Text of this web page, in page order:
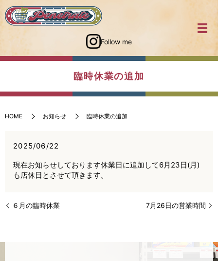
Follow me
臨時休業の追加
HOME お知らせ 臨時休業の追加
2025/06/22
現在お知らせしております休業日に追加して6月23日(月)
も店休日とさせて頂きます。
６月の臨時休業 7月26日の営業時間